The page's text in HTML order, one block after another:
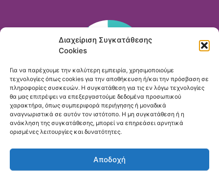
Διαχείριση Συγκατάθεσης
Cookies
Για να παρέχουμε την καλύτερη εμπειρία, χρησιμοποιούμε
τεχνολογίες όπως cookies για την αποθήκευση ή/και την πρόσβαση σε
πληροφορίες συσκευών. Η συγκατάθεση για τις εν λόγω τεχνολογίες
θα μας επιτρέψει να επεξεργαστούμε δεδομένα προσωπικού
χαρακτήρα, όπως συμπεριφορά περιήγησης ή μοναδικά
αναγνωριστικά σε αυτόν τον ιστότοπο. Η μη συγκατάθεση ή η
ανάκληση της συγκατάθεσης, μπορεί να επηρεάσει αρνητικά
ορισμένες λειτουργίες και δυνατότητες.
Αποδοχή
Μονάδα Φροντίδας "Νεφέλη":
Αρχιμήδους 14,Γλυφάδα
2109630727